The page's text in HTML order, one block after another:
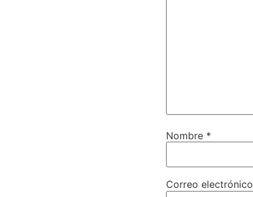
Nombre *
Correo electrónico